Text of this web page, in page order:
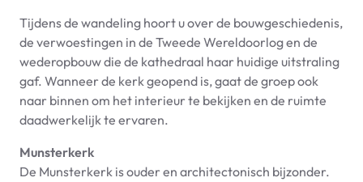
Tijdens de wandeling hoort u over de bouwgeschiedenis,
de verwoestingen in de Tweede Wereldoorlog en de
wederopbouw die de kathedraal haar huidige uitstraling
gaf. Wanneer de kerk geopend is, gaat de groep ook
naar binnen om het interieur te bekijken en de ruimte
daadwerkelijk te ervaren.
Munsterkerk
De Munsterkerk is ouder en architectonisch bijzonder.